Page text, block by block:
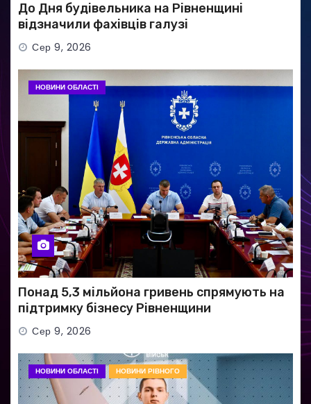
До Дня будівельника на Рівненщині
відзначили фахівців галузі
Сер 9, 2026
НОВИНИ ОБЛАСТІ
Понад 5,3 мільйона гривень спрямують на
підтримку бізнесу Рівненщини
Сер 9, 2026
НОВИНИ ОБЛАСТІ НОВИНИ РІВНОГО